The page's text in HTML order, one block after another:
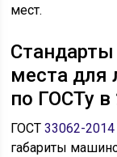
мест.
Стандарты
места для
по ГОСТу в
ГОСТ33062-2014
габариты